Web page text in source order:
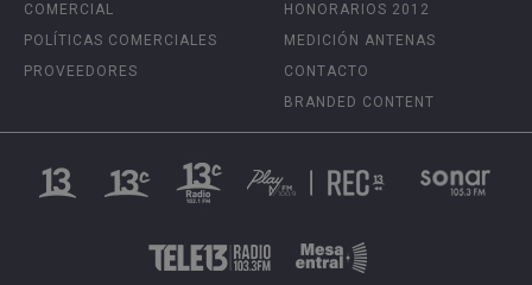
COMERCIAL
POLÍTICAS COMERCIALES
PROVEEDORES
HONORARIOS 2012
MEDICIÓN ANTENAS
CONTACTO
BRANDED CONTENT